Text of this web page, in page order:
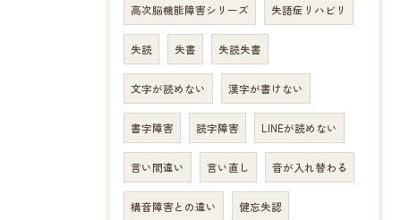
高次脳機能障害シリーズ 失語症リハビリ
失読 失書 失読失書
文字が読めない 漢字が書けない
書字障害 読字障害 LINEが読めない
言い間違い 言い直し 音が入れ替わる
構音障害との違い 健忘失認